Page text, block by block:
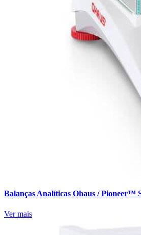
Balanças Analíticas Ohaus / Pioneer™
Ver mais